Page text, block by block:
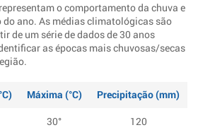
o comportamento da chuva e
ano. As médias climatológicas são
de um série de dados de 30 anos
as épocas mais chuvosas/secas
Máxima (°C)
Precipitação (mm)
30°
120